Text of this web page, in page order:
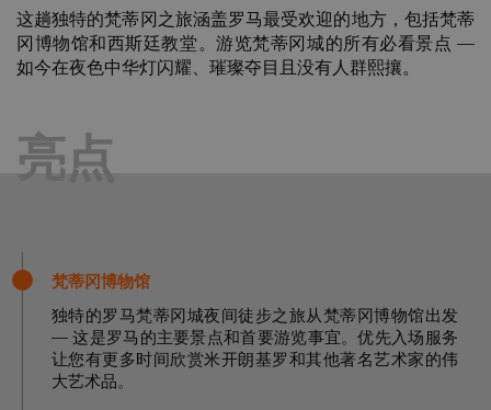
这趟独特的梵蒂冈之旅涵盖罗马最受欢迎的地方，包括梵蒂
冈博物馆和西斯廷教堂。游览梵蒂冈城的所有必看景点 —
如今在夜色中华灯闪耀、璀璨夺目且没有人群熙攘。
亮点
梵蒂冈博物馆
独特的罗马梵蒂冈城夜间徒步之旅从梵蒂冈博物馆出发
— 这是罗马的主要景点和首要游览事宜。优先入场服务
让您有更多时间欣赏米开朗基罗和其他著名艺术家的伟
大艺术品。